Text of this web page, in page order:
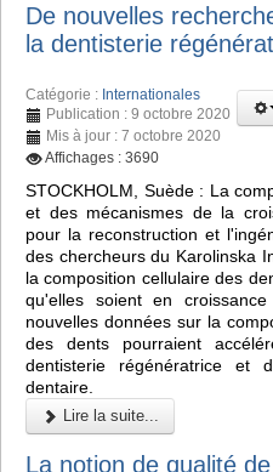
De nouvelles
la dentisterie
Catégorie : Internationales
Publication : 9 octobre 2020
Mis à jour : 7 octobre 2020
Affichages : 3690
STOCKHOLM, Suède : La
et des mécanismes de la
pour la reconstruction et
des chercheurs du Karolinska
la composition cellulaire des
qu'elles soient en
nouvelles données sur la
des dents pourraient
dentisterie régénératrice et
dentaire.
Lire la suite...
La notion de qualité